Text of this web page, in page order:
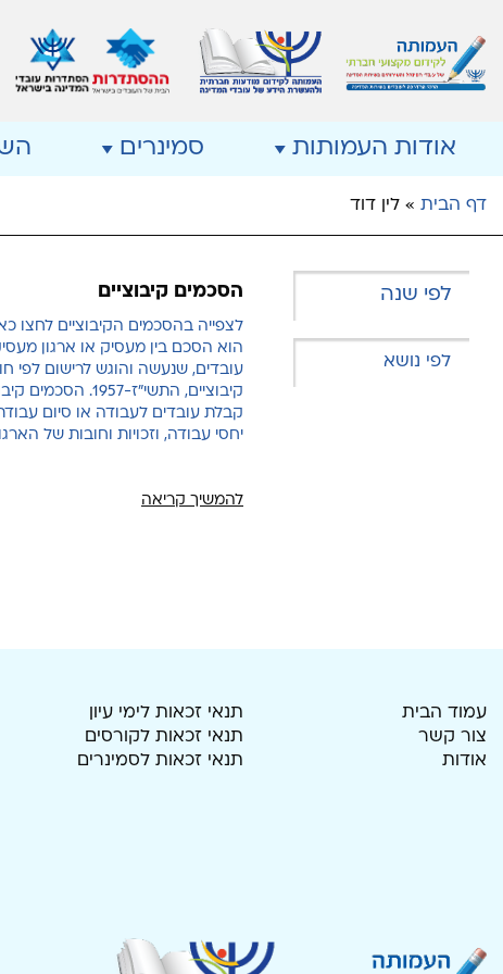
אודות העמותות סמינרים
דף הבית » לין דוד
הסכמים קיבוציים
לצפייה בהסכמים הקיבוציים לחצו
הוא הסכם בין מעסיק או ארגון
עובדים, שנעשה והוגש לרישום לפי
קיבוציים, התשי"ז-
קבלת עובדים לעבודה או סיום
יחסי עבודה, וזכויות וחובות של
להמשיך קריאה
עמוד הבית
צור קשר
אודות
תנאי זכאות לימי עיון
תנאי זכאות לקורסים
תנאי זכאות לסמינרים